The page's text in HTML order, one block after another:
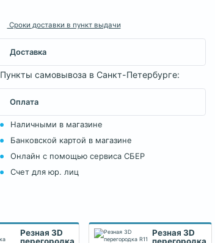
Сроки доставки в пункт выдачи
Доставка
Пункты самовывоза в Санкт-Петербурге:
Оплата
Наличными в магазине
Банковской картой в магазине
Онлайн с помощью сервиса СБЕР
Счет для юр. лиц
Резная 3D
Резная 3D